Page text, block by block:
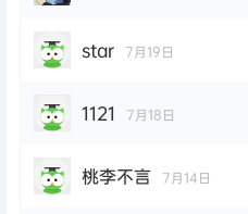
star 7月19日
1121 7月18日
桃李不言 7月14日